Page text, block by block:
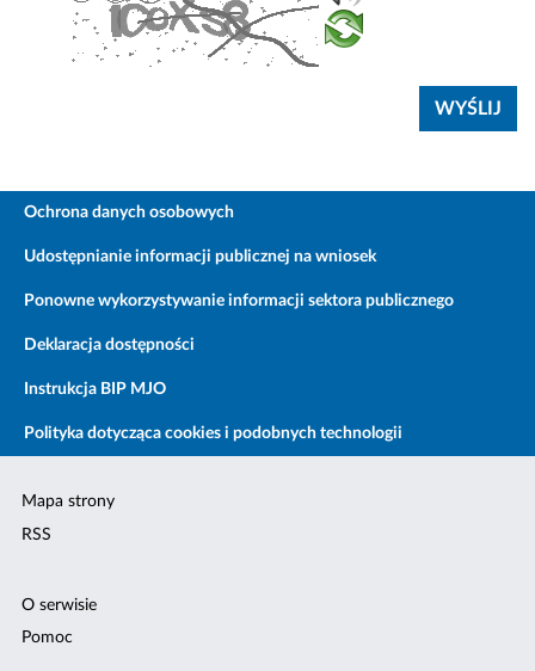
Ochrona danych osobowych
Udostępnianie informacji publicznej na wniosek
Ponowne wykorzystywanie informacji sektora publicznego
Deklaracja dostępności
Instrukcja BIP MJO
Polityka dotycząca cookies i podobnych technologii
Mapa strony
RSS
O serwisie
Pomoc